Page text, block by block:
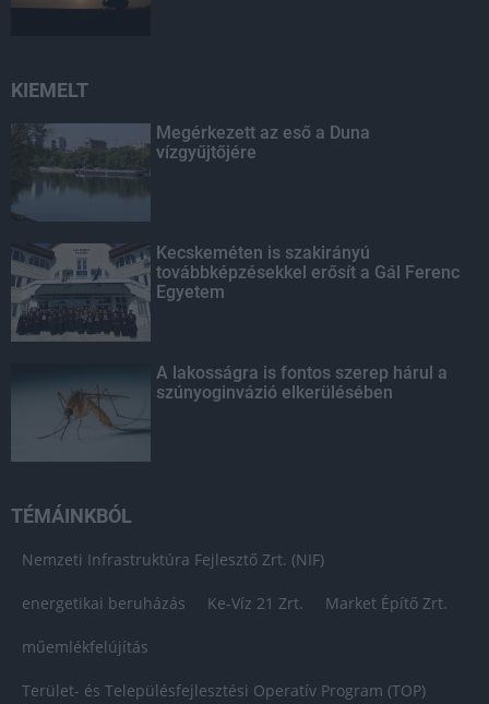
KIEMELT
Megérkezett az eső a Duna
vízgyűjtőjére
Kecskeméten is szakirányú
továbbképzésekkel erősít a Gál Ferenc
Egyetem
A lakosságra is fontos szerep hárul a
szúnyoginvázió elkerülésében
TÉMÁINKBÓL
Nemzeti Infrastruktúra Fejlesztő Zrt. (NIF)
energetikai beruházás Ke-Víz 21 Zrt. Market Építő Zrt.
műemlékfelújítás
Terület- és Településfejlesztési Operatív Program (TOP)